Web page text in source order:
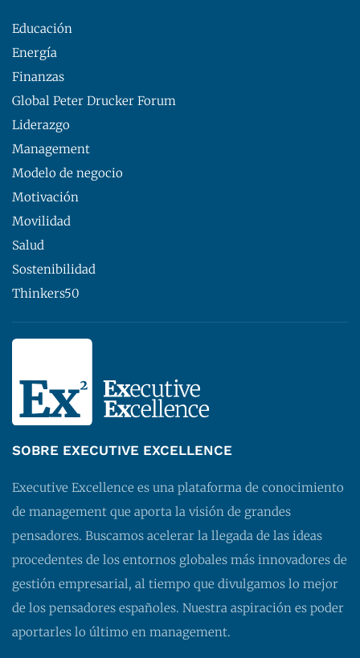
Educación
Energía
Finanzas
Global Peter Drucker Forum
Liderazgo
Management
Modelo de negocio
Motivación
Movilidad
Salud
Sostenibilidad
Thinkers50
SOBRE EXECUTIVE EXCELLENCE
Executive Excellence es una plataforma de conocimiento
de management que aporta la visión de grandes
pensadores. Buscamos acelerar la llegada de las ideas
procedentes de los entornos globales más innovadores de
gestión empresarial, al tiempo que divulgamos lo mejor
de los pensadores españoles. Nuestra aspiración es poder
aportarles lo último en management.